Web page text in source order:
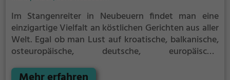
Im Stangenreiter in Neubeuern findet man eine
einzigartige Vielfalt an köstlichen Gerichten aus aller
Welt. Egal ob man Lust auf kroatische, balkanische,
osteuropäische, deutsche, europäische,
hier wird jeder Gaumen verwöhnt. Zudem bietet das